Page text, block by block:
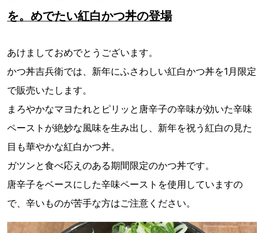
を。めでたい紅白かつ丼の登場
あけましておめでとうございます。
かつ丼吉兵衛では、新年にふさわしい紅白かつ丼を1月限定
で販売いたします。
まろやかなマヨたれとピリッと唐辛子の辛味が効いた辛味
ペーストが絶妙な風味を生み出し、新年を祝う紅白の見た
目も華やかな紅白かつ丼。
ガツンと食べ応えのある期間限定のかつ丼です。
唐辛子をベースにした辛味ペーストを使用していますの
で、辛いものが苦手な方はご注意ください。